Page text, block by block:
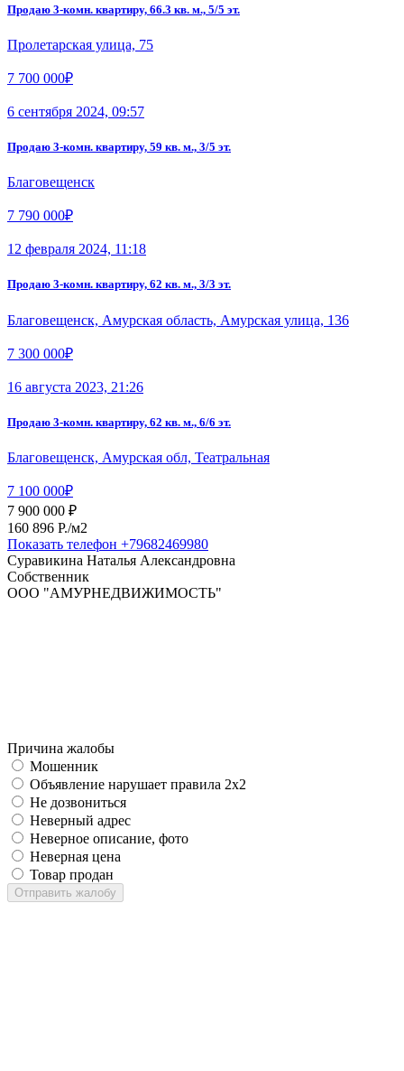
Продаю 3-комн. квартиру, 66.3 кв. м., 5/5 эт.
Пролетарская улица, 75
7 700 000₽
6 сентября 2024, 09:57
Продаю 3-комн. квартиру, 59 кв. м., 3/5 эт.
Благовещенск
7 790 000₽
12 февраля 2024, 11:18
Продаю 3-комн. квартиру, 62 кв. м., 3/3 эт.
Благовещенск, Амурская область, Амурская улица, 136
7 300 000₽
16 августа 2023, 21:26
Продаю 3-комн. квартиру, 62 кв. м., 6/6 эт.
Благовещенск, Амурская обл, Театральная
7 100 000₽
7 900 000 ₽
160 896 P./м2
Показать телефон +79682469980
Суравикина Наталья Александровна
Собственник
ООО "АМУРНЕДВИЖИМОСТЬ"
Причина жалобы
Мошенник
Объявление нарушает правила 2x2
Не дозвониться
Неверный адрес
Неверное описание, фото
Неверная цена
Товар продан
Отправить жалобу